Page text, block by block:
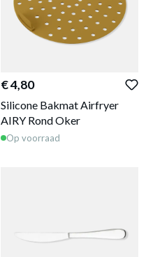
€ 4,80
Silicone Bakmat Airfryer
AIRY Rond Oker
Op voorraad